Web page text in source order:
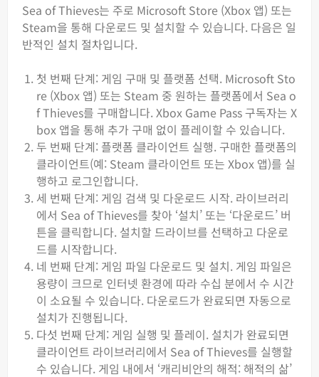
Sea of Thieves는 주로 Microsoft Store (Xbox 앱) 또는
Steam을 통해 다운로드 및 설치할 수 있습니다. 다음은 일
반적인 설치 절차입니다.
첫 번째 단계: 게임 구매 및 플랫폼 선택. Microsoft Sto
re (Xbox 앱) 또는 Steam 중 원하는 플랫폼에서 Sea o
f Thieves를 구매합니다. Xbox Game Pass 구독자는 X
box 앱을 통해 추가 구매 없이 플레이할 수 있습니다.
두 번째 단계: 플랫폼 클라이언트 실행. 구매한 플랫폼의
클라이언트(예: Steam 클라이언트 또는 Xbox 앱)를 실
행하고 로그인합니다.
세 번째 단계: 게임 검색 및 다운로드 시작. 라이브러리
에서 Sea of Thieves를 찾아 ‘설치’ 또는 ‘다운로드’ 버
튼을 클릭합니다. 설치할 드라이브를 선택하고 다운로
드를 시작합니다.
네 번째 단계: 게임 파일 다운로드 및 설치. 게임 파일은
용량이 크므로 인터넷 환경에 따라 수십 분에서 수 시간
이 소요될 수 있습니다. 다운로드가 완료되면 자동으로
설치가 진행됩니다.
다섯 번째 단계: 게임 실행 및 플레이. 설치가 완료되면
클라이언트 라이브러리에서 Sea of Thieves를 실행할
수 있습니다. 게임 내에서 ‘캐리비안의 해적: 해적의 삶’